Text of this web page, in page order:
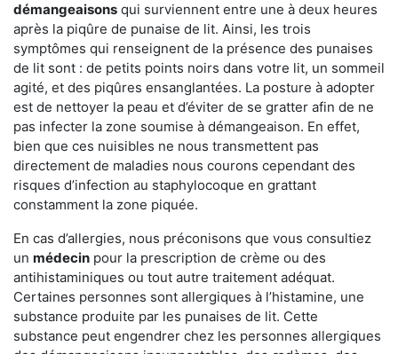
démangeaisons qui surviennent entre une à deux heures
après la piqûre de punaise de lit. Ainsi, les trois
symptômes qui renseignent de la présence des punaises
de lit sont : de petits points noirs dans votre lit, un sommeil
agité, et des piqûres ensanglantées. La posture à adopter
est de nettoyer la peau et d’éviter de se gratter afin de ne
pas infecter la zone soumise à démangeaison. En effet,
bien que ces nuisibles ne nous transmettent pas
directement de maladies nous courons cependant des
risques d’infection au staphylocoque en grattant
constamment la zone piquée.
En cas d’allergies, nous préconisons que vous consultiez
un médecin pour la prescription de crème ou des
antihistaminiques ou tout autre traitement adéquat.
Certaines personnes sont allergiques à l’histamine, une
substance produite par les punaises de lit. Cette
substance peut engendrer chez les personnes allergiques